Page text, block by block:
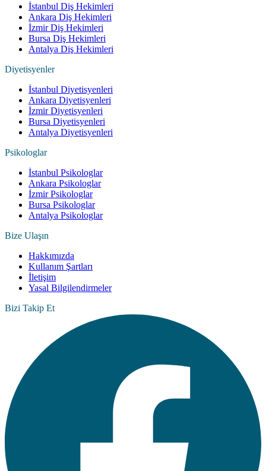
İstanbul Diş Hekimleri
Ankara Diş Hekimleri
İzmir Diş Hekimleri
Bursa Diş Hekimleri
Antalya Diş Hekimleri
Diyetisyenler
İstanbul Diyetisyenleri
Ankara Diyetisyenleri
İzmir Diyetisyenleri
Bursa Diyetisyenleri
Antalya Diyetisyenleri
Psikologlar
İstanbul Psikologlar
Ankara Psikologlar
İzmir Psikologlar
Bursa Psikologlar
Antalya Psikologlar
Bize Ulaşın
Hakkımızda
Kullanım Şartları
İletişim
Yasal Bilgilendirmeler
Bizi Takip Et